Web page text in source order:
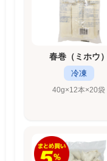
春巻（ミホウ）
冷凍
40g×12本×20袋